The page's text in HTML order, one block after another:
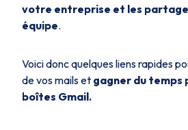
votre entreprise et les
équipe.
Voici donc quelques liens rapides
de vos mails et gagner du temps
boîtes Gmail.